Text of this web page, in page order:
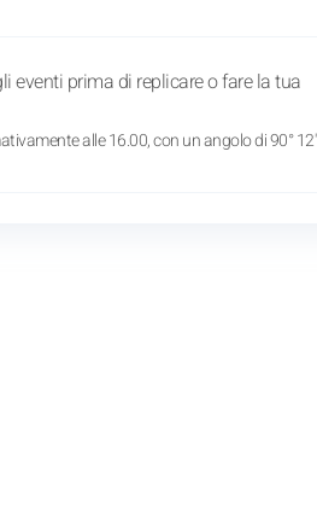
eventi prima di replicare o fare la tua
alle 16.00, con un angolo di 90° 12'